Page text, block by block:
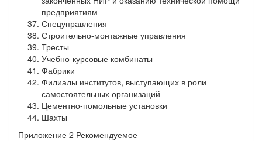
предприятиям
Спецуправления
Строительно-монтажные управления
Тресты
Учебно-курсовые комбинаты
Фабрики
Филиалы институтов, выступающих в роли
самостоятельных организаций
Цементно-помольные установки
Шахты
Приложение 2 Рекомендуемое